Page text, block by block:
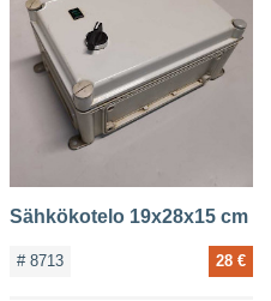
Sähkökotelo 19x28x15 cm
# 8713 28 €